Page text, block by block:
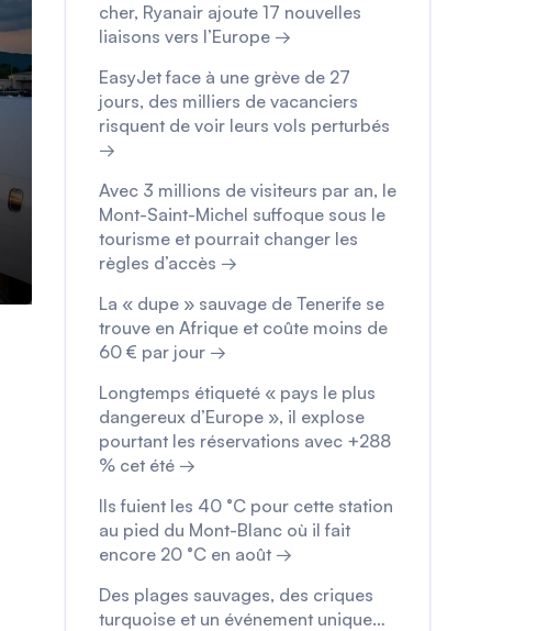
cher, Ryanair ajoute 17 nouvelles
liaisons vers l’Europe →
EasyJet face à une grève de 27
jours, des milliers de vacanciers
risquent de voir leurs vols perturbés
→
Avec 3 millions de visiteurs par an, le
Mont-Saint-Michel suffoque sous le
tourisme et pourrait changer les
règles d’accès →
La « dupe » sauvage de Tenerife se
trouve en Afrique et coûte moins de
60 € par jour →
Longtemps étiqueté « pays le plus
dangereux d’Europe », il explose
pourtant les réservations avec +288
% cet été →
Ils fuient les 40 °C pour cette station
au pied du Mont-Blanc où il fait
encore 20 °C en août →
Des plages sauvages, des criques
turquoise et un événement unique…